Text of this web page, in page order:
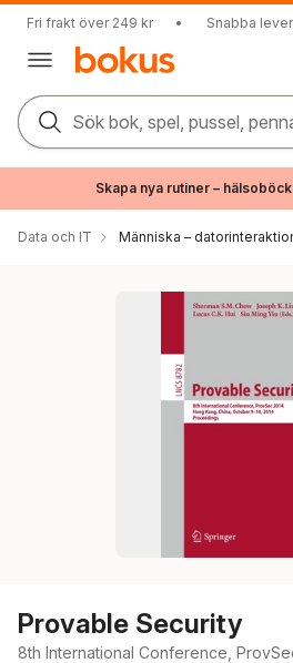
Fri frakt över 249 kr • Snabba
Sök bok, spel, pussel,
Skapa nya rutiner –
Data och IT Människa –
Provable Security
8th International Conference,